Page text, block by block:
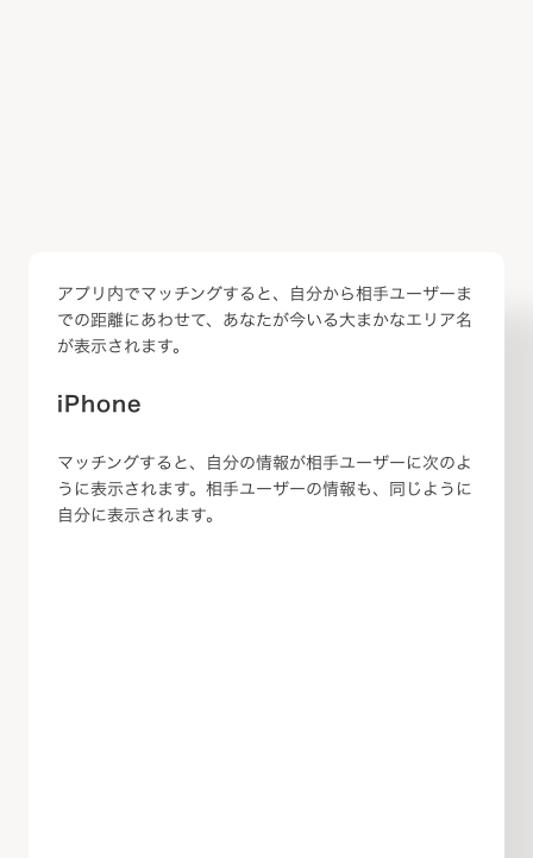
アプリ内でマッチングすると、自分から相手ユーザーま
での距離にあわせて、あなたが今いる大まかなエリア名
が表示されます。
iPhone
マッチングすると、自分の情報が相手ユーザーに次のよ
うに表示されます。相手ユーザーの情報も、同じように
自分に表示されます。